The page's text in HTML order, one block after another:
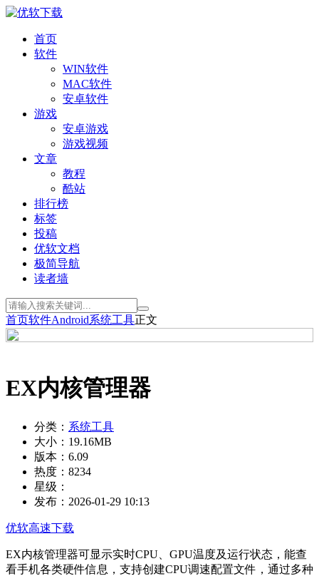
首页
软件
WIN软件
MAC软件
安卓软件
游戏
安卓游戏
游戏视频
文章
教程
酷站
排行榜
标签
投稿
优软文档
极简导航
读者墙
首页软件Android系统工具正文
EX内核管理器
分类： 系统工具
大小： 19.16MB
版本： 6.09
热度： 8234
星级：
发布： 2026-01-29 10:13
优软高速下载
EX内核管理器可显示实时CPU、GPU温度及运行状态，能查
看手机各类硬件信息，支持创建CPU调速配置文件，通过多种